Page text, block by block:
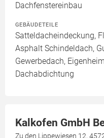
Dachfenstereinbau
GEBÄUDETEILE
Satteldacheindeckung,
Asphalt Schindeldach,
Gewerbedach,
Dachabdichtung
Kalkofen GmbH
Zu den Lippewiesen 12,